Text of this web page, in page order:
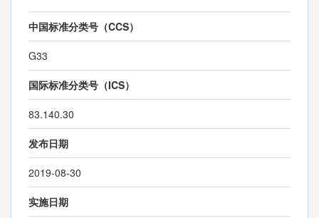
中国标准分类号（CCS）
G33
国际标准分类号（ICS）
83.140.30
发布日期
2019-08-30
实施日期